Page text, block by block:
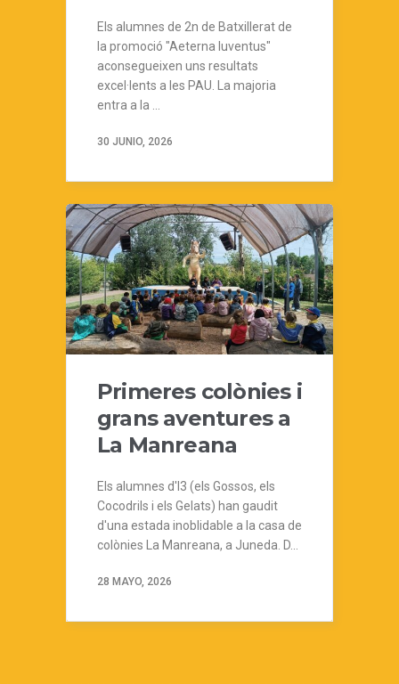
Els alumnes de 2n de Batxillerat de
la promoció "Aeterna Iuventus"
aconsegueixen uns resultats
excel·lents a les PAU. La majoria
entra a la ...
30 JUNIO, 2026
Primeres colònies i
grans aventures a
La Manreana
Els alumnes d'I3 (els Gossos, els
Cocodrils i els Gelats) han gaudit
d'una estada inoblidable a la casa de
colònies La Manreana, a Juneda. D...
28 MAYO, 2026